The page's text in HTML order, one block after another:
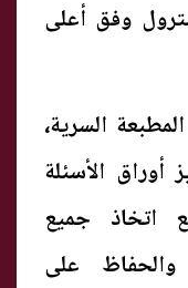
وفق أعلى
السرية،
أوراق الأسئلة
اتخاذ جميع
والحفاظ على